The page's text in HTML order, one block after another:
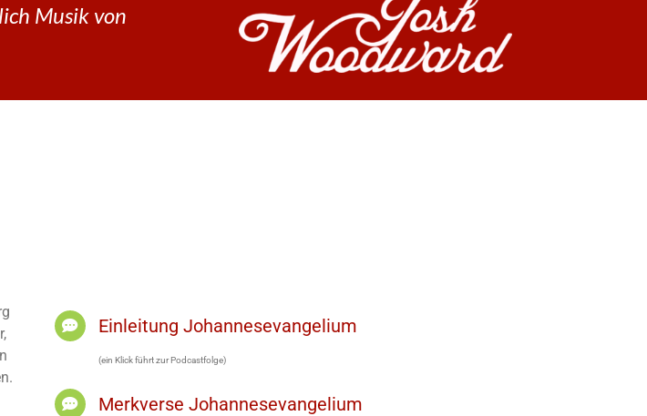
Musik von
Einleitung Johannesevangelium
(ein Klick führt zur Podcastfolge)
Merkverse Johannesevangelium